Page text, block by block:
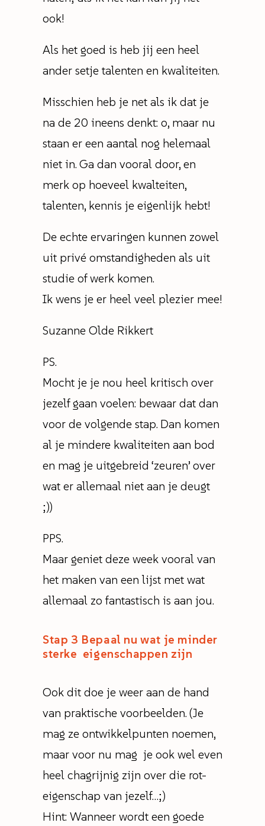
ook!
Als het goed is heb jij een heel
ander setje talenten en kwaliteiten.
Misschien heb je net als ik dat je
na de 20 ineens denkt: o, maar nu
staan er een aantal nog helemaal
niet in. Ga dan vooral door, en
merk op hoeveel kwalteiten,
talenten, kennis je eigenlijk hebt!
De echte ervaringen kunnen zowel
uit privé omstandigheden als uit
studie of werk komen.
Ik wens je er heel veel plezier mee!
Suzanne Olde Rikkert
PS.
Mocht je je nou heel kritisch over
jezelf gaan voelen: bewaar dat dan
voor de volgende stap. Dan komen
al je mindere kwaliteiten aan bod
en mag je uitgebreid ‘zeuren’ over
wat er allemaal niet aan je deugt
;))
PPS.
Maar geniet deze week vooral van
het maken van een lijst met wat
allemaal zo fantastisch is aan jou.
Stap 3 Bepaal nu wat je minder
sterke eigenschappen zijn
Ook dit doe je weer aan de hand
van praktische voorbeelden. (Je
mag ze ontwikkelpunten noemen,
maar voor nu mag je ook wel even
heel chagrijnig zijn over die rot-
eigenschap van jezelf…;)
Hint: Wanneer wordt een goede